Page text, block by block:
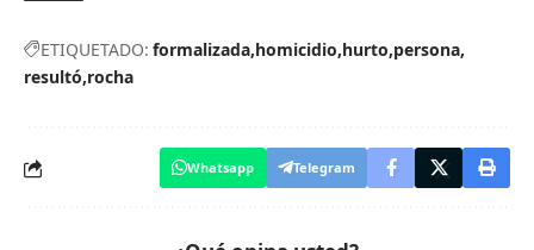
ETIQUETADO: formalizada homicidio hurto persona
resultó rocha
Whatsapp Telegram